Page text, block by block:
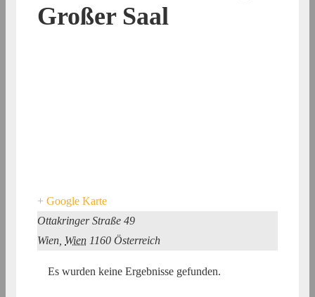
Großer Saal
+ Google Karte
Ottakringer Straße 49
Wien Wien 1160 Österreich
Es wurden keine Ergebnisse gefunden.